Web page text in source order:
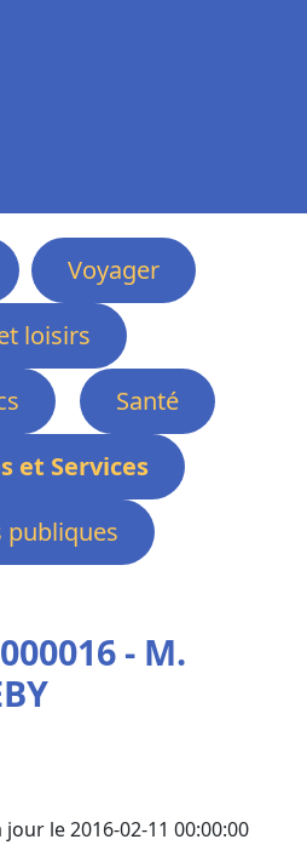
Voyager
loisirs
Santé
et Services
publiques
- M.
jour le 2016-02-11 00:00:00